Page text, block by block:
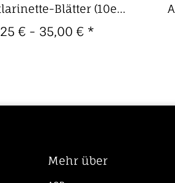
Blätter (10er
Packung)
€ - 35,00 € *
Mehr über